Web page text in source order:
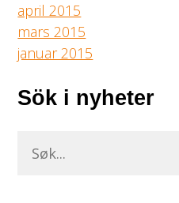
april 2015
mars 2015
januar 2015
Sök i nyheter